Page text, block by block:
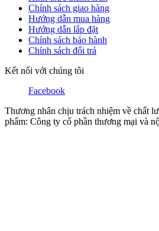
Chính sách giao hàng
Hướng dẫn mua hàng
Hướng dẫn lắp đặt
Chính sách bảo hành
Chính sách đổi trả
Kết nối với chúng tôi
Facebook
Thương nhân chịu trách nhiệm về chất
phẩm: Công ty cổ phần thương mại và